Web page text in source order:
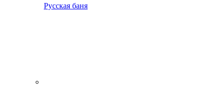
Русская баня